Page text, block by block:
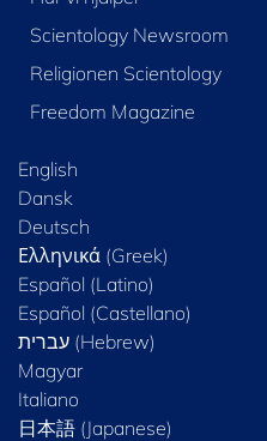
Scientology Newsroom
Religionen Scientology
Freedom Magazine
English
Dansk
Deutsch
Ελληνικά (Greek)
Español (Latino)
Español (Castellano)
Magyar
Italiano
日本語 (Japanese)